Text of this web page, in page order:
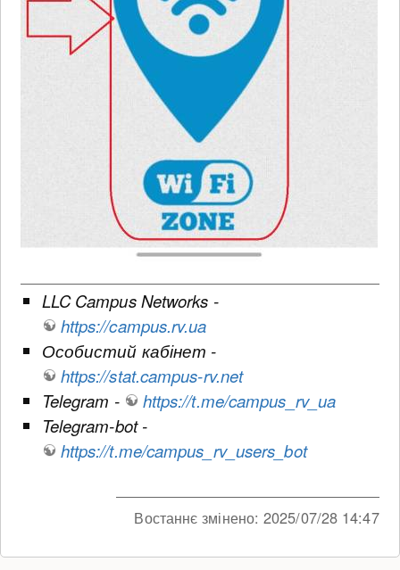
LLC Campus Networks -
https://campus.rv.ua
Особистий кабінет -
https://stat.campus-rv.net
Telegram -
https://t.me/campus_rv_ua
Telegram-bot -
https://t.me/campus_rv_users_bot
Востаннє змінено: 2025/07/28 14:47